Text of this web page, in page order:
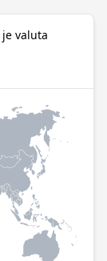
je valuta